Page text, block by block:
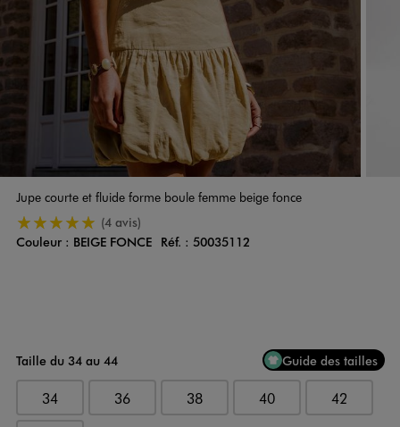
Jupe courte et fluide forme boule femme beige fonce
5/5 de moyenne(4 avis)
Couleur
Couleur : BEIGE FONCE Réf. : 50035112
Taille du 34 au 44 Guide des tailles
34 36 38 40 42